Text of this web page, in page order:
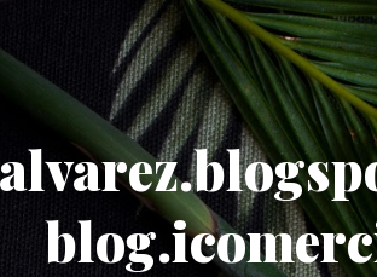
Ir al contenido principal